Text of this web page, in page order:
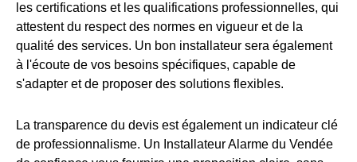
les certifications et les qualifications professionnelles, qui
attestent du respect des normes en vigueur et de la
qualité des services. Un bon installateur sera également
à l'écoute de vos besoins spécifiques, capable de
s'adapter et de proposer des solutions flexibles.
La transparence du devis est également un indicateur clé
de professionnalisme. Un Installateur Alarme du Vendée